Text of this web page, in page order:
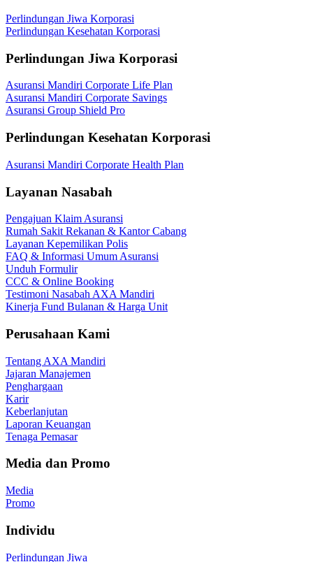
Perlindungan Jiwa Korporasi
Perlindungan Kesehatan Korporasi
Perlindungan Jiwa Korporasi
Asuransi Mandiri Corporate Life Plan
Asuransi Mandiri Corporate Savings
Asuransi Group Shield Pro
Perlindungan Kesehatan Korporasi
Asuransi Mandiri Corporate Health Plan
Layanan Nasabah
Pengajuan Klaim Asuransi
Rumah Sakit Rekanan & Kantor Cabang
Layanan Kepemilikan Polis
FAQ & Informasi Umum Asuransi
Unduh Formulir
CCC & Online Booking
Testimoni Nasabah AXA Mandiri
Kinerja Fund Bulanan & Harga Unit
Perusahaan Kami
Tentang AXA Mandiri
Jajaran Manajemen
Penghargaan
Karir
Keberlanjutan
Laporan Keuangan
Tenaga Pemasar
Media dan Promo
Media
Promo
Individu
Perlindungan Jiwa